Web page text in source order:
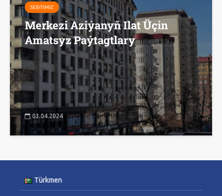
SEBITIMIZ
Merkezi Aziýanyň Ilat Üçin
Amatsyz Paýtagtlary
03.04.2024
Türkmen